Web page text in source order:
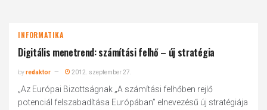
INFORMATIKA
Digitális menetrend: számítási felhő – új stratégia
byredaktor 2012. szeptember 27.
„Az Európai Bizottságnak „A számítási felhőben rejlő
potenciál felszabadítása Európában” elnevezésű új stratégiája